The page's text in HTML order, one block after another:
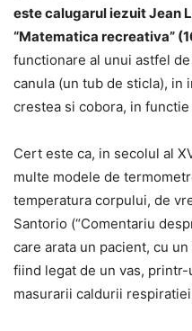
este calugarul iezuit Jean
“Matematica recreativa”
functionare al unui astfel
canula (un tub de sticla), in
crestea si cobora, in
Cert este ca, in secolul al
multe modele de
temperatura corpului, de
Santorio (“Comentariu
care arata un pacient, cu
fiind legat de un vas,
masurarii caldurii